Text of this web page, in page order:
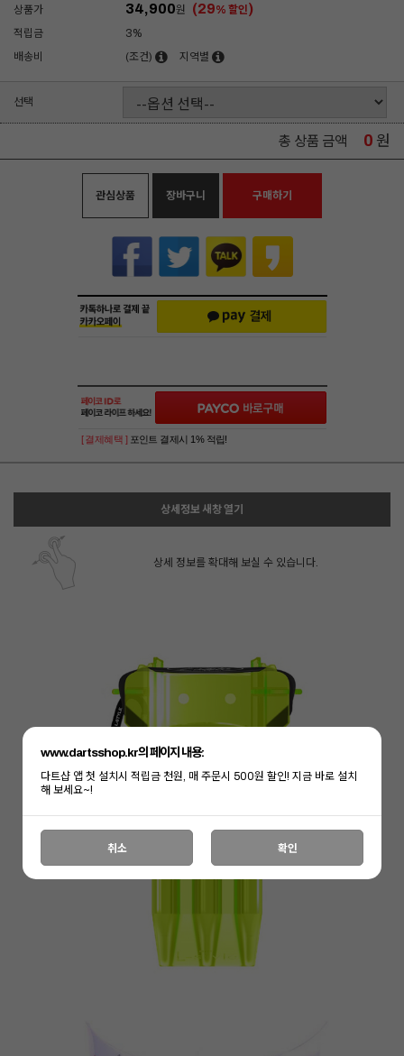
상품가
34,900원 (29% 할인)
적립금
3%
배송비
(조건) 지역별
선택
총 상품 금액 0 원
관심상품 장바구니 구매하기
페이코 ID로 페
PAYCO 바로구매
[ 결제혜택 ] 포인트 결제시 1% 적립!
상세정보 새창 열기
상세 정보를 확대해 보실 수 있습니다.
www.dartsshop.kr의 페이지 내용:
다트샵 앱 첫 설치시 적립금 천원, 매 주문시 500원 할인! 지금 바로 설치
해 보세요~!
취소 확인